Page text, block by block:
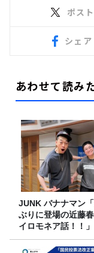
ポスト
シェア
あわせて読み
JUNK バナナマン「約３か月
ぶりに登場の近藤
イロモネア話！！」